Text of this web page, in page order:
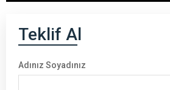
Teklif Al
Adınız Soyadınız